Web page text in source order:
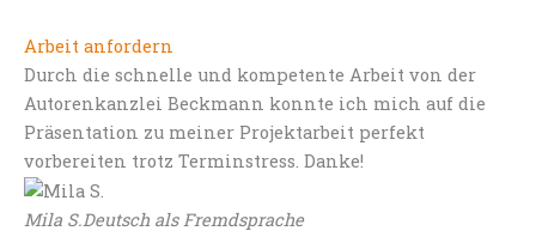
Arbeit anfordern
Durch die schnelle und kompetente Arbeit von der
Autorenkanzlei Beckmann konnte ich mich auf die
Präsentation zu meiner Projektarbeit perfekt
vorbereiten trotz Terminstress. Danke!
Mila S.Deutsch als Fremdsprache